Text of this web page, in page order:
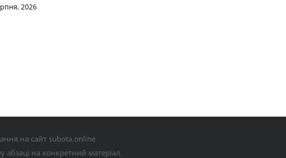
2026
на сайт subota.online
на конкретний матеріал.